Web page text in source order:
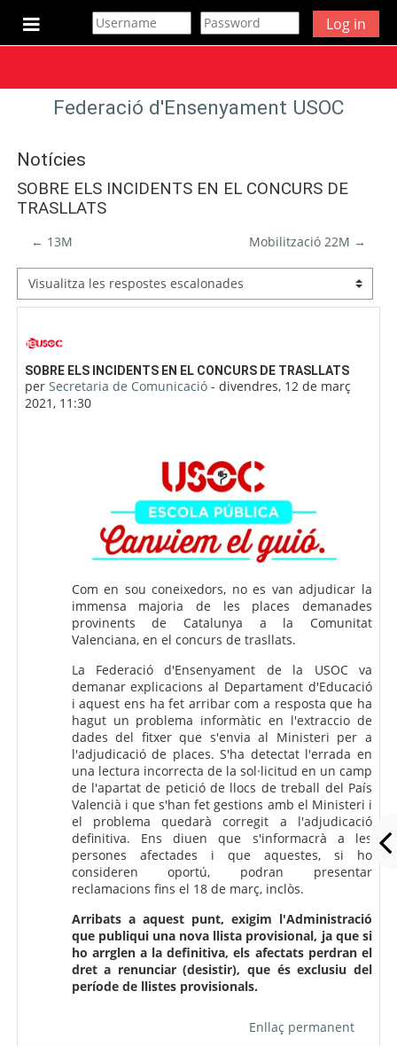
Ves al contingut principal
Panell lateral
Log in
Federació d'Ensenyament USOC
Notícies
SOBRE ELS INCIDENTS EN EL CONCURS DE
TRASLLATS
← 13M Mobilització 22M →
Mode de visualització
SOBRE ELS INCIDENTS EN EL CONCURS DE TRASLLATS
perSecretaria de Comunicació -divendres, 12 de març
2021, 11:30
Nombre de respostes: 0
Com en sou coneixedors, no es van adjudicar la
immensa majoria de les places demanades
provinents de Catalunya a la Comunitat
Valenciana, en el concurs de trasllats.
La Federació d'Ensenyament de la USOC va
demanar explicacions al Departament d'Educació
i aquest ens ha fet arribar com a resposta que ha
hagut un problema informàtic en l'extraccio de
dades del fitxer que s'envia al Ministeri per a
l'adjudicació de places. S'ha detectat l'errada en
una lectura incorrecta de la sol·licitud en un camp
de l'apartat de petició de llocs de treball del País
Valencià i que s'han fet gestions amb el Ministeri i
el problema quedarà corregit a l'adjudicació
definitiva. Ens diuen que s'informacrà a les
persones afectades i que aquestes, si ho
consideren oportú, podran presentar
reclamacions fins el 18 de març, inclòs.
Arribats a aquest punt, exigim l'Administració
que publiqui una nova llista provisional, ja que si
ho arrglen a la definitiva, els afectats perdran el
dret a renunciar (desistir), que és exclusiu del
període de llistes provisionals.
Enllaç permanent